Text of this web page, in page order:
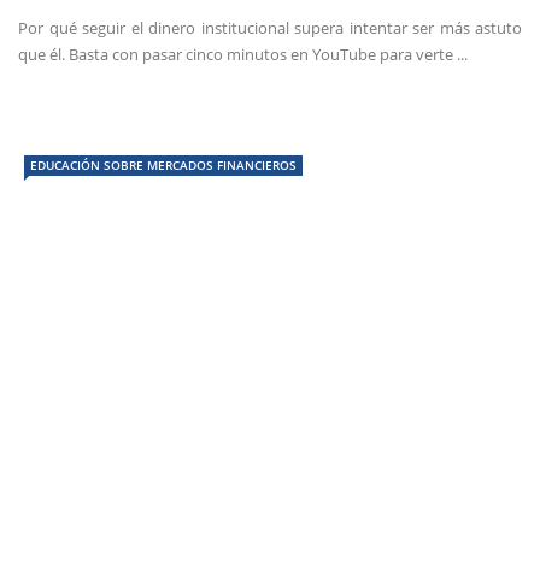
Por qué seguir el dinero institucional supera intentar ser más astuto
que él. Basta con pasar cinco minutos en YouTube para verte ...
EDUCACIÓN SOBRE MERCADOS FINANCIEROS